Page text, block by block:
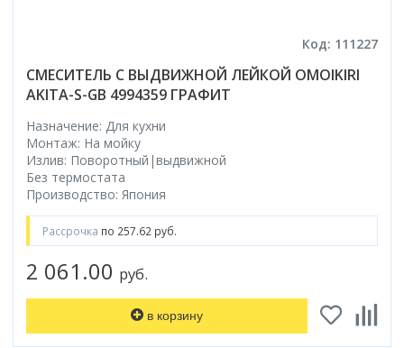
Код: 111227
СМЕСИТЕЛЬ С ВЫДВИЖНОЙ ЛЕЙКОЙ OMOIKIRI
AKITA-S-GB 4994359 ГРАФИТ
Назначение: Для кухни
Монтаж: На мойку
Излив: Поворотный|выдвижной
Без термостата
Производство: Япония
Рассрочка по 257.62 руб.
2 061.00 руб.
в корзину